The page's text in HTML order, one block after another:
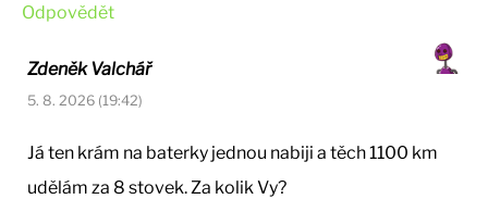
Odpovědět
Zdeněk Valchář
5. 8. 2026 (19:42)
Já ten krám na baterky jednou nabiji a těch 1100 km
udělám za 8 stovek. Za kolik Vy?